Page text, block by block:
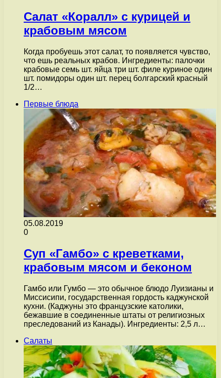
Салат «Коралл» с курицей и
крабовым мясом
Когда пробуешь этот салат, то появляется чувство,
что ешь реальных крабов. Ингредиенты: палочки
крабовые семь шт. яйца три шт. филе куриное один
шт. помидоры один шт. перец болгарский красный
1/2…
Первые блюда
05.08.2019
0
Суп «Гамбо» с креветками,
крабовым мясом и беконом
Гамбо или Гумбо — это обычное блюдо Луизианы и
Миссисипи, государственная гордость каджунской
кухни. (Каджуны это французские католики,
бежавшие в соединенные штаты от религиозных
преследований из Канады). Ингредиенты: 2,5 л…
Салаты